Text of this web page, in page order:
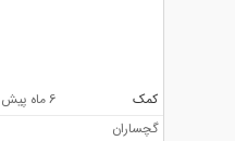
کمک
6 ماه پیش
گچساران